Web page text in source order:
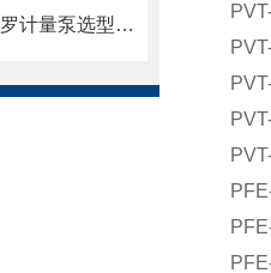
GM0025PR1MNN米顿罗计量泵选型介绍